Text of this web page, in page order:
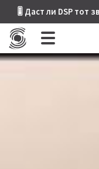
🎚 Даст ли DSP тот